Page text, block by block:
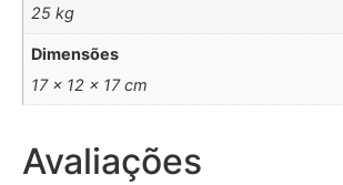
25 kg
Dimensões
17 × 12 × 17 cm
Avaliações